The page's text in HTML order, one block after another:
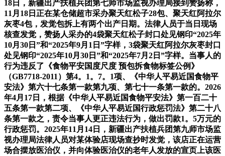
18日，新疆出产扶植兵团第七师市场监视办理局接到赞扬称，
11月18日正在某仓储超市采办聚天红松子28包、聚天红阿拉尔
灰枣4包，发觉包拆上有两个出产日期。法律人员于当日现场
核查发觉，赞扬人采办的4袋聚天红松子封口处见钢印“2025年
10月30日”和“2025年9月1日”字样，3袋聚天红阿拉尔灰枣封口
处见钢印“2025年10月30日”和“2025年7月2日”字样。当事人的
行为违反了《食物平安国度尺度 预包拆食物标签公例》
（GB7718-2011）第4。1。7。1项、《中华人平易近国食物平
安法》第六十七条第一款第九项、第七十一条第一款的。2026
年4月17日，根据《中华人平易近国食物平安法》第一百二十
五条第一款第二项、《中华人平易近国行政惩罚法》第二十八
条第一款之，责令当事人更正违法行为，做出罚款1。5万元的
行政惩罚。2025年11月14日，新疆出产扶植兵团第九师市场监
视办理局法律人员对某体验店现场查抄时发觉，该店正在运营
场合摆放医治仪，并向体验医治仪的老年人发放的宣页上该医